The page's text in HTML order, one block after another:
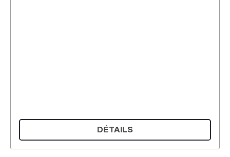
DÉTAILS